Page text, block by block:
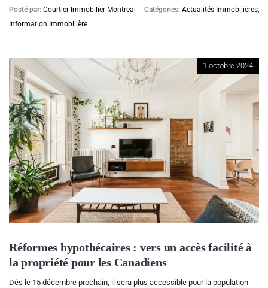
Posté par: Courtier Immobilier Montreal Catégories: Actualités Immobilières,
Information Immobilière
1 octobre 2024
Réformes hypothécaires : vers un accès facilité à
la propriété pour les Canadiens
Dès le 15 décembre prochain, il sera plus accessible pour la population